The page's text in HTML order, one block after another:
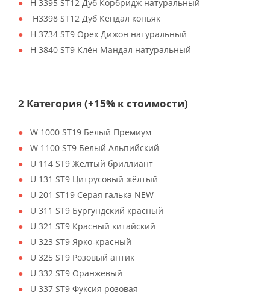
H 3395 ST12 Дуб Корбридж натуральный
H3398 ST12 Дуб Кендал коньяк
H 3734 ST9 Орех Дижон натуральный
H 3840 ST9 Клён Мандал натуральный
2 Категория (+15% к стоимости)
W 1000 ST19 Белый Премиум
W 1100 ST9 Белый Альпийский
U 114 ST9 Жёлтый бриллиант
U 131 ST9 Цитрусовый жёлтый
U 201 ST19 Серая галька NEW
U 311 ST9 Бургундский красный
U 321 ST9 Красный китайский
U 323 ST9 Ярко-красный
U 325 ST9 Розовый антик
U 332 ST9 Оранжевый
U 337 ST9 Фуксия розовая